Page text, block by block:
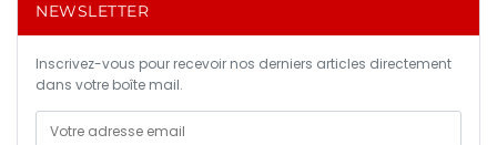
NEWSLETTER
Inscrivez-vous pour recevoir nos derniers articles directement
dans votre boîte mail.